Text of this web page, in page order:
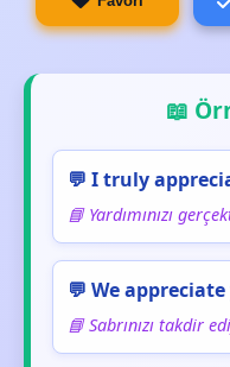
📖
💬 I truly
📘 Yardımınızı
💬 We
📘 Sabrınızı takdir